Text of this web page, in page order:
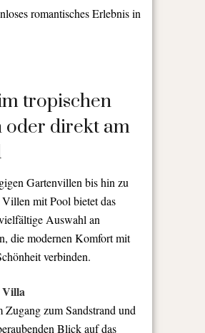
romantisches Erlebnis in
tropischen
oder direkt am
Gartenvillen bis hin zu
Villen mit Pool bietet das
Auswahl an
die modernen Komfort mit
verbinden.
Villa
zum Sandstrand und
Blick auf das